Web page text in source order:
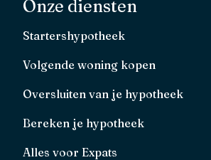
Onze diensten
Startershypotheek
Volgende woning kopen
Oversluiten van je hypotheek
Bereken je hypotheek
Alles voor Expats